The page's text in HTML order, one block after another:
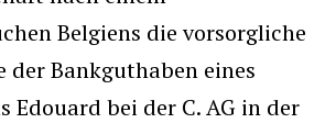
Belgiens die vorsorgliche
der Bankguthaben eines
Edouard bei der C. AG in der